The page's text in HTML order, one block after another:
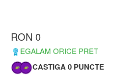
RON 0
EGALAM ORICE PRET
CASTIGA 0 PUNCTE